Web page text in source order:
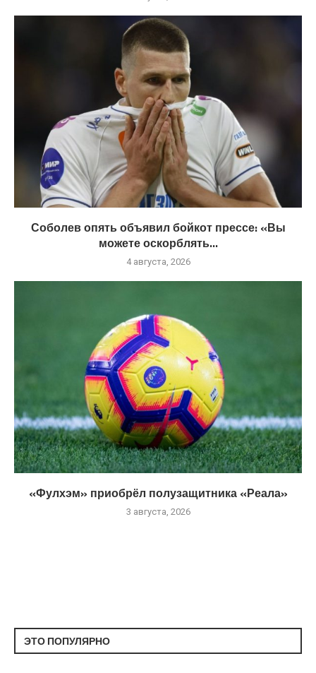
Соболев опять объявил бойкот прессе: «Вы
можете оскорблять...
4 августа, 2026
«Фулхэм» приобрёл полузащитника «Реала»
3 августа, 2026
ЭТО ПОПУЛЯРНО